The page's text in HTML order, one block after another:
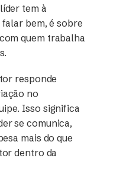
tem à
bem, é sobre
quem trabalha
responde
no
Isso significa
se comunica,
mais do que
dentro da